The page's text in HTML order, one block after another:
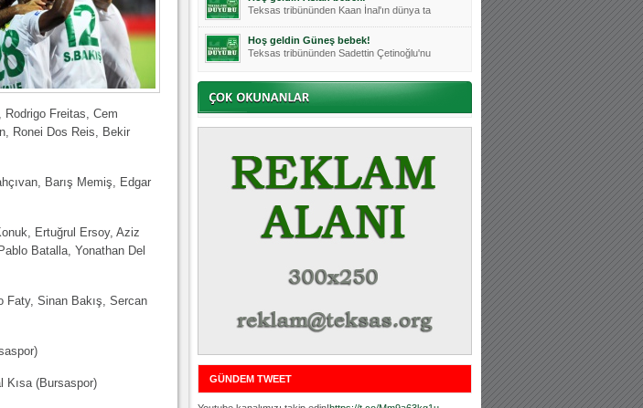
Rodrigo Freitas, Cem
Ronei Dos Reis, Bekir
Barış Memiş, Edgar
Ertuğrul Ersoy, Aziz
Batalla, Yonathan Del
Faty, Sinan Bakış, Sercan
Kısa (Bursaspor)
Teksas tribününden Kaan İnal'ın dünya ta
Hoş geldin Güneş bebek!
Teksas tribününden Sadettin Çetinoğlu'nu
Mutluluklar Ceyhun Tetik
Teksas tribünlerinin sevilen isimlerinde
Bursasporumuzun önü açılsın is
Hoş geldin Alaz Bebek!
Teksas.org sistem yöneticisi, ekibimizin
Hoş geldin Göktuğ Bebek!
Teksas.org ekibimizden ve tribünlerimizi
Teksas tribünlerinden Basri İleri'nin dü
Hoş geldin Kerem Bebek!
Tribünlerimizden Mesut Ulusoy'un (Duka)
GÜNDEM TWEET